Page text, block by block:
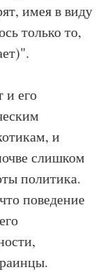
имея в виду
только то,
и его
и
слишком
политика.
поведение